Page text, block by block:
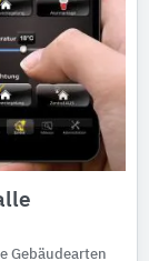
Gebäudearten